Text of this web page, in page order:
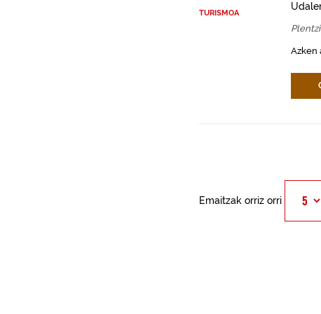
TURISMOA
Azken
Emaitzak orriz orri